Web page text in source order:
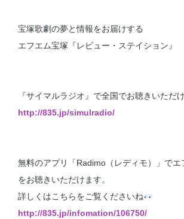
宝塚歌劇の夢と情報をお届けする
エフエム宝塚『レビュー・ステイション』
『サイマルラジオ』で全国でお聴きいただ
http://835.jp/simulradio/
無料のアプリ「Radimo（レディモ）」でエ
をお聴きいただけます。
詳しくはこちらをご覧くださいね
http://835.jp/infomation/106750/